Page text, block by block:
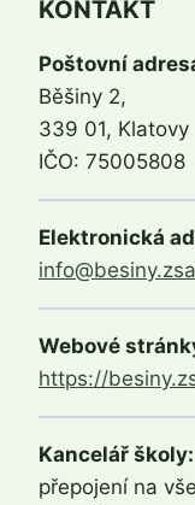
KONTAKT
Poštovní
Běšiny 2,
339 01, Klatovy
IČO: 75005808
Elektronická
Webové
https://
Kancelář školy:
přepojení na